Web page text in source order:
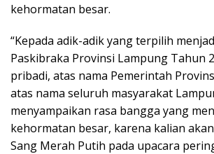
kehormatan besar.
“Kepada adik-adik yang terpilih
Paskibraka Provinsi Lampung Tahun
pribadi, atas nama Pemerintah
atas nama seluruh masyarakat
menyampaikan rasa bangga yang
kehormatan besar, karena kalian
Sang Merah Putih pada upacara